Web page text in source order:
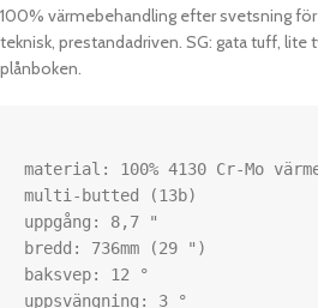
100% värmebehandling efter svetsning för
teknisk, prestandadriven. SG: gata tuff, lite
plånboken.
material: 100% 4130 Cr-Mo
multi-butted (13b)
uppgång: 8,7 "
bredd: 736mm (29 ")
baksvep: 12 °
uppsvängning: 3 °